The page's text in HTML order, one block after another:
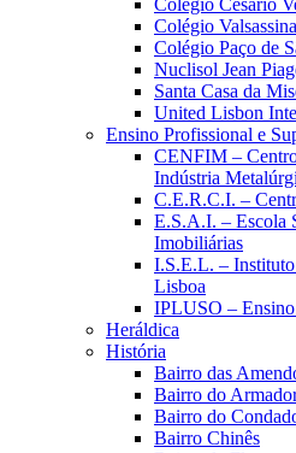
Colégio Cesário
Colégio Valsassina
Colégio Paço de
Nuclisol Jean
Santa Casa da
United Lisbon
Ensino Profissional e
CENFIM –
Indústria
C.E.R.C.I. –
E.S.A.I. – Escola
Imobiliárias
I.S.E.L. –
Lisboa
IPLUSO –
Heráldica
História
Bairro das
Bairro do
Bairro do
Bairro Chinês